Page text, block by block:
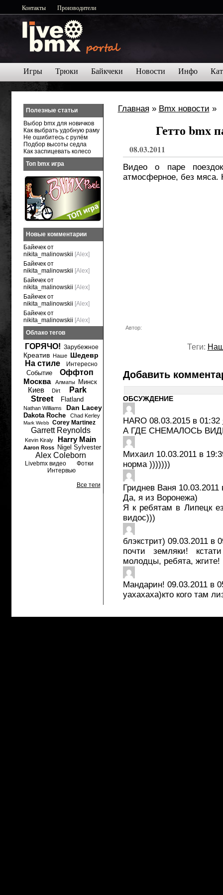
Контакты Производители
Игры Трюки Байкчеки Новости Инфо
Главная » Bmx новости »
Гетто bmx
08.03.2011
Видео о паре
атмосферное, без мяса.
Автор:
Теги:
Добавить
ОБСУЖДЕНИЕ
HARO 08.03.2015 в 01:32
А ГДЕ СНЕМАЛОСЬ
Михаил 10.03.2011 в
норма )))))))
Гриднев Ваня 10.03.2011
Да, я из Воронежа)
Я к ребятам в Липецк
видос)))
блэкстрит) 09.03.2011 в
почти земляки!
молодцы, ребята, жгите!
Мандарин! 09.03.2011 в
уахахаха)кто кого там
Полезные статьи
Выбор bmx для новичков
Как выбрать удобную раму
Не ошибитесь с рулём
Подбор высоты седла
Как заспицевать колесо
Топ bmx игра
Новые комментарии
Байкчек от
nikita_malinowskii [Alex]
Байкчек от
nikita_malinowskii [Alex]
Байкчек от
nikita_malinowskii [Alex]
Байкчек от
nikita_malinowskii [Alex]
Байкчек от
nikita_malinowskii [Alex]
Облако тегов
ГОРЯЧО! Зарубежное
Креатив Наше Шедевр
На стиле Интересно
Событие
Оффтоп
Москва
Алматы Минск
Киев Dirt
Park
Street
Flatland
Nathan Williams Dan Lacey
Dakota Roche Chad Kerley
Mark Webb Corey Martinez
Garrett Reynolds
Kevin Kiraly Harry Main
Aaron Ross Nigel Sylvester
Alex Coleborn
Livebmx видео
Фотки
Интервью
Все теги